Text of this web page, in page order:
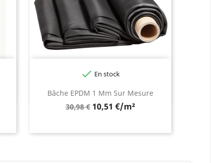
Bâche EPDM 1 Mm Sur Mesure
Prix
30,98 € 10,51 €/m²
 En stock